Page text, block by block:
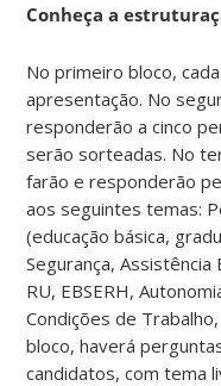
Conheça a
No primeiro bloco,
apresentação. No
responderão a cinco
serão sorteadas. No
farão e responderão
aos seguintes temas:
(educação básica,
Segurança, Assistência
RU, EBSERH,
Condições de Trabalho,
bloco, haverá
candidatos, com tema